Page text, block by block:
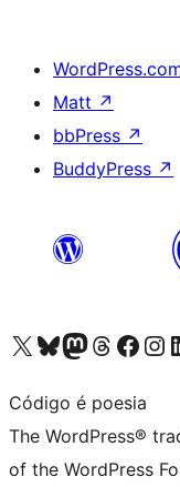
Matt ↗
bbPress ↗
BuddyPress ↗
Visit our X (formerly Twitter) account
Visit our Bluesky account
Visit our Mastodon account
Visit our Threads
Visit our Facebook page
Visit our
Código é poesia
The WordPress®
of the WordPress